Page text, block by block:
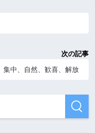
次の記事
集中、自然、歓喜、解放